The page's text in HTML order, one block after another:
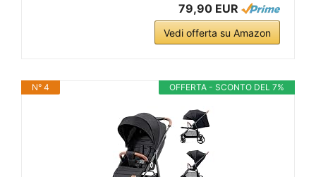
79,90 EUR
Vedi offerta su Amazon
OFFERTA - SCONTO DEL 7%
N° 4